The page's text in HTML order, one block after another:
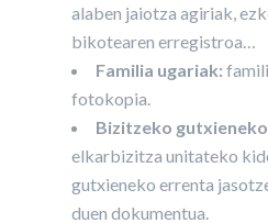
alaben jaiotza agiriak,
bikotearen erregistroa…
Familia ugariak:
fotokopia.
Bizitzeko
elkarbizitza unitateko
gutxieneko errenta
duen dokumentua.